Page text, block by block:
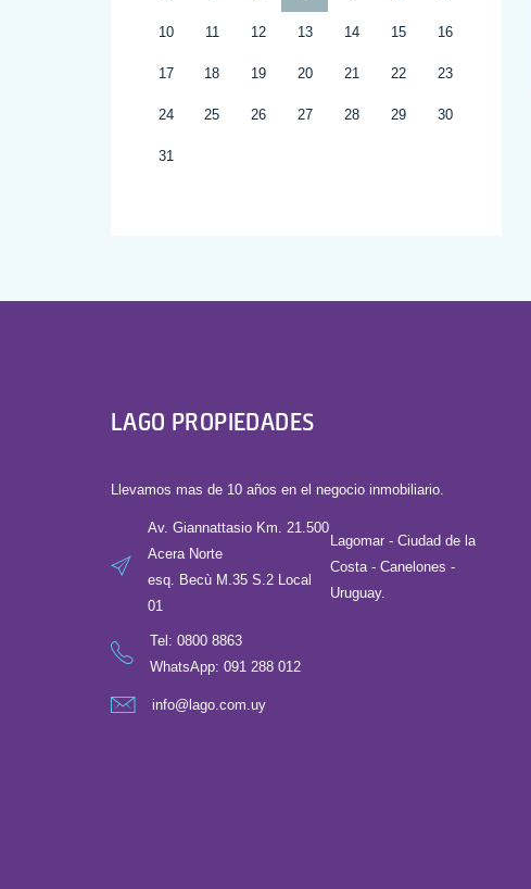
10 11 12 13 14 15 16
17 18 19 20 21 22 23
24 25 26 27 28 29 30
31
LAGO PROPIEDADES
Llevamos mas de 10 años en el negocio inmobiliario.
Av. Giannattasio Km. 21.500
Acera Norte
esq. Becù M.35 S.2 Local
01
Lagomar - Ciudad de la
Costa - Canelones -
Uruguay.
Tel: 0800 8863
WhatsApp: 091 288 012
info@lago.com.uy